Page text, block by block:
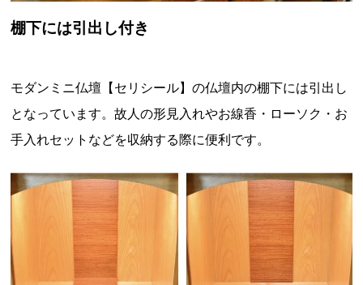
棚下には引出し付き
モダンミニ仏壇【セリシール】の仏壇内の棚下には引出し
となっています。故人の形見入れやお線香・ローソク・お
手入れセットなどを収納する際に便利です。